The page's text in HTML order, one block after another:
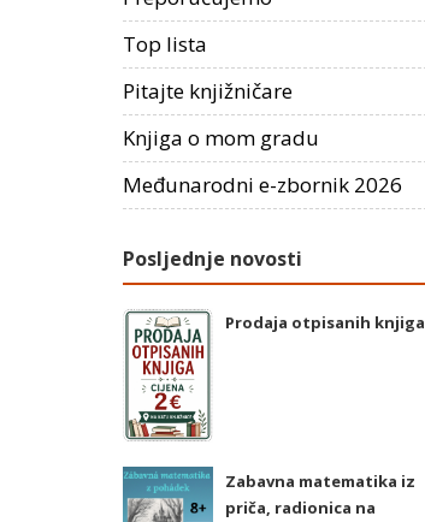
Top lista
Pitajte knjižničare
Knjiga o mom gradu
Međunarodni e-zbornik 2026
Posljednje novosti
Prodaja otpisanih knjiga
Zabavna matematika iz
priča, radionica na